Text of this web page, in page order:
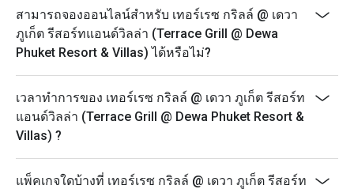
สามารถจองออนไลน์สำหรับ เทอร์เรซ กริลล์ @ เดวา
ภูเก็ต รีสอร์ทแอนด์วิลล่า (Terrace Grill @ Dewa
Phuket Resort & Villas) ได้หรือไม่?
เวลาทำการของ เทอร์เรซ กริลล์ @ เดวา ภูเก็ต รีสอร์ท
แอนด์วิลล่า (Terrace Grill @ Dewa Phuket Resort &
Villas) ?
แพ็คเกจใดบ้างที่ เทอร์เรซ กริลล์ @ เดวา ภูเก็ต รีสอร์ท